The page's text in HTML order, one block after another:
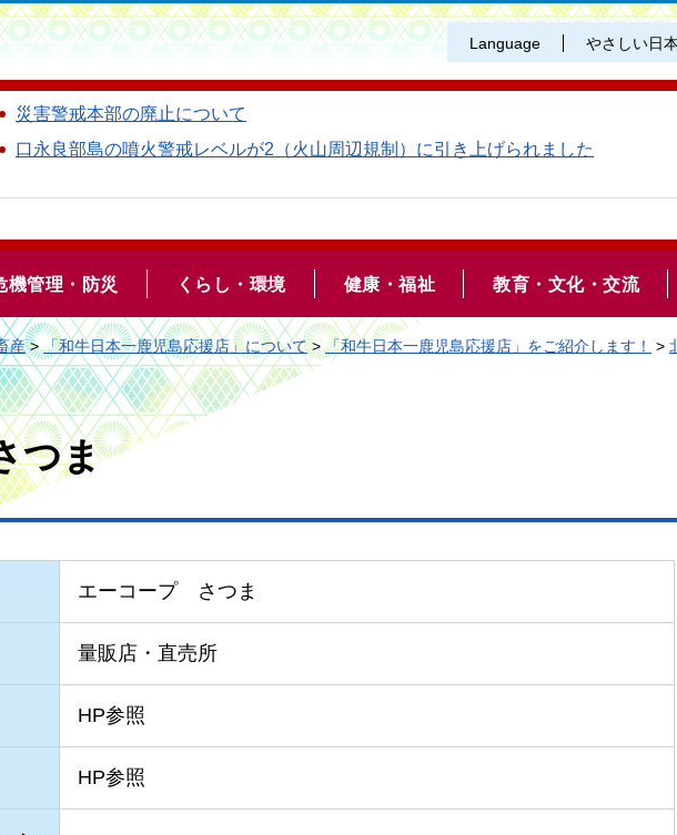
Language やさしい日
災害警戒本部の廃止について
口永良部島の噴火警戒レベルが2（火山周辺規制）に引き上げられました
機管理・防災 くらし・環境 健康・福祉 教育・文化・交流
産>「和牛日本一鹿児島応援店」について> 「和牛日本一鹿児島応援店」をご紹介します！ >
つま
エーコープ さつま
量販店・直売所
HP参照
HP参照